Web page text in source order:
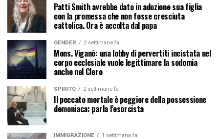
Patti Smith avrebbe dato in adozione sua figlia
con la promessa che non fosse cresciuta
cattolica. Ora è accolta dal papa
GENDER 2 settimane fa
Mons. Viganò: una lobby di pervertiti incistata nel
corpo ecclesiale vuole legittimare la sodomia
anche nel Clero
SPIRITO 2 settimane fa
Il peccato mortale è peggiore della possessione
demoniaca: parla l’esorcista
IMMIGRAZIONE 1 settimana fa